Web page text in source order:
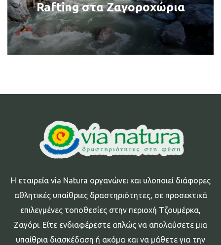
Rafting στα Ζαγοροχώρια
Η εταιρεία via Natura οργανώνει και υλοποιεί διάφορες
αθλητικές υπαίθριες δραστηριότητες, σε προσεκτικά
επιλεγμένες τοποθεσίες στην περιοχή Τζουμέρκα,
Ζαγόρι. Είτε ενδιαφέρεστε απλώς να απολαύσετε μια
υπαίθρια διασκέδαση ή ακόμα και να μάθετε για την